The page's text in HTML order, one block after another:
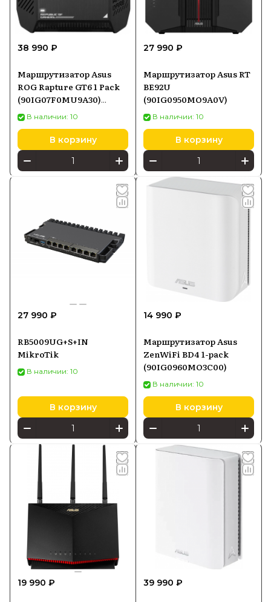
38 990 ₽
Маршрутизатор Asus
ROG Rapture GT6 1 Pack
(90IG07F0MU9A30)
черный
В наличии: 10
В корзину
27 990 ₽
Маршрутизатор Asus RT
BE92U
(90IG0950MO9A0V)
В наличии: 10
В корзину
27 990 ₽
RB5009UG+S+IN
MikroTik
В наличии: 10
В корзину
14 990 ₽
Маршрутизатор Asus
ZenWiFi BD4 1-pack
(90IG0960MO3C00)
В наличии: 10
В корзину
19 990 ₽ 39 990 ₽